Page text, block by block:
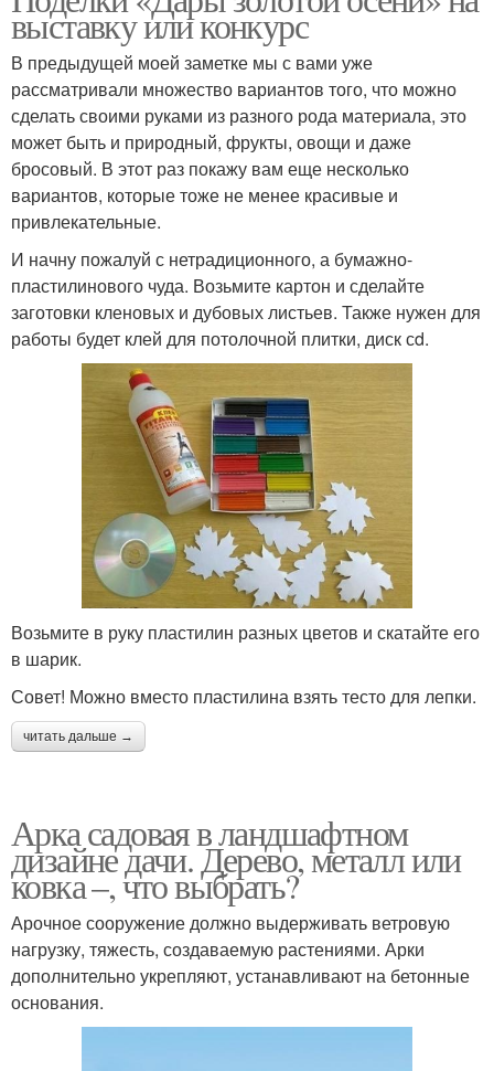
выставку или конкурс
В предыдущей моей заметке мы с вами уже
рассматривали множество вариантов того, что можно
сделать своими руками из разного рода материала, это
может быть и природный, фрукты, овощи и даже
бросовый. В этот раз покажу вам еще несколько
вариантов, которые тоже не менее красивые и
привлекательные.
И начну пожалуй с нетрадиционного, а бумажно-
пластилинового чуда. Возьмите картон и сделайте
заготовки кленовых и дубовых листьев. Также нужен для
работы будет клей для потолочной плитки, диск сd.
Возьмите в руку пластилин разных цветов и скатайте его
в шарик.
Совет! Можно вместо пластилина взять тесто для лепки.
читать дальше →
Арка садовая в ландшафтном
дизайне дачи. Дерево, металл или
ковка –, что выбрать?
Арочное сооружение должно выдерживать ветровую
нагрузку, тяжесть, создаваемую растениями. Арки
дополнительно укрепляют, устанавливают на бетонные
основания.